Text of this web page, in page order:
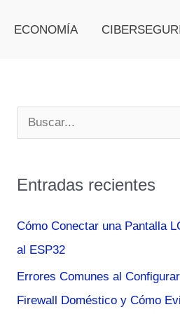
ECONOMÍA
u
c
o
r
Entradas recientes
Cómo Conectar una Pantalla
al ESP32
Errores Comunes al
Firewall Doméstico y Cómo